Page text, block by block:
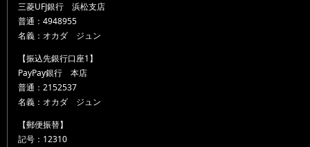
三菱UFJ銀行 浜松支店
普通：4948955
名義：オカダ ジュン
【振込先銀行口座1】
PayPay銀行 本店
普通：2152537
名義：オカダ ジュン
【郵便振替】
記号：12310